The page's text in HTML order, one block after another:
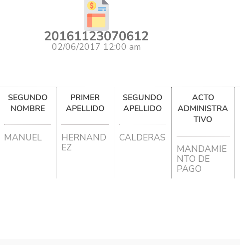
20161123070612
02/06/2017 12:00 am
SEGUNDO
NOMBRE
MANUEL
PRIMER
APELLIDO
HERNAND
EZ
SEGUNDO
APELLIDO
CALDERAS
ACTO
ADMINISTRA
TIVO
MANDAMIE
NTO DE
PAGO